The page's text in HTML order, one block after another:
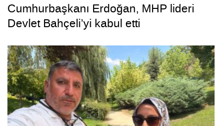
Cumhurbaşkanı Erdoğan, MHP lideri
Devlet Bahçeli’yi kabul etti